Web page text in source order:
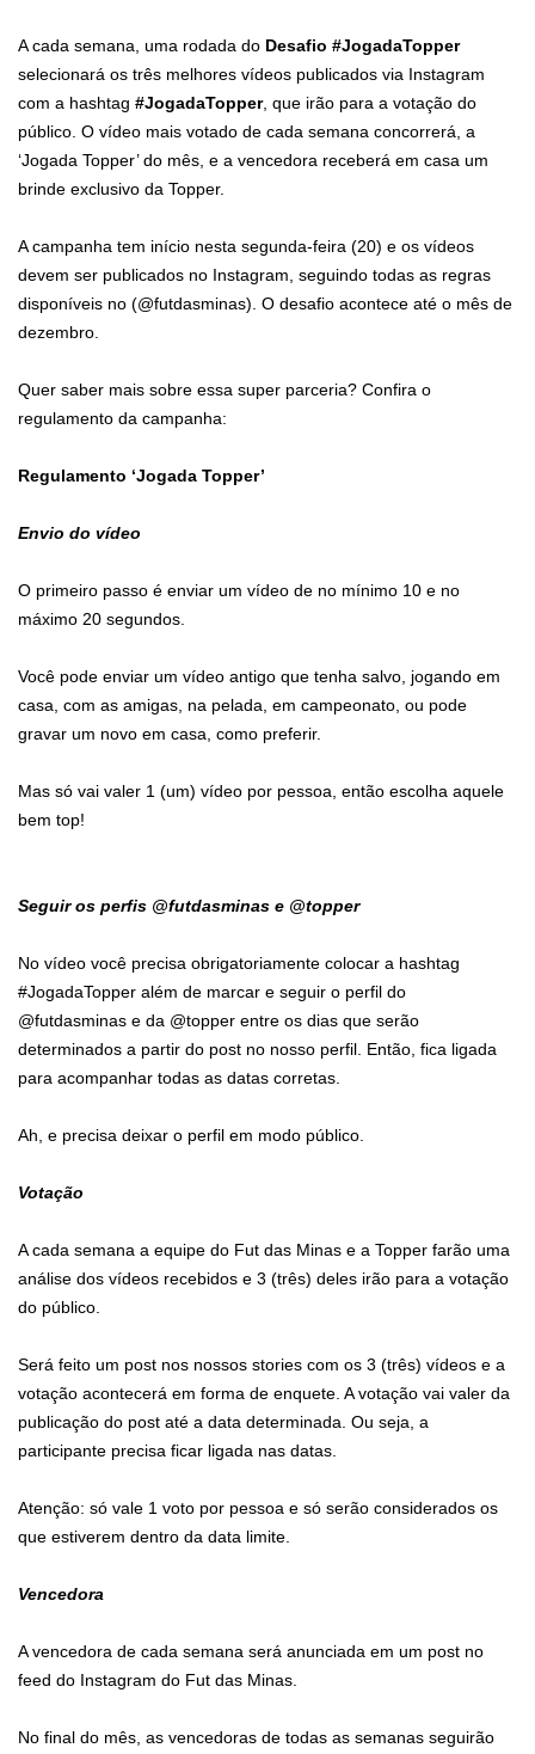
A cada semana, uma rodada do Desafio #JogadaTopper
selecionará os três melhores vídeos publicados via Instagram
com a hashtag #JogadaTopper, que irão para a votação do
público. O vídeo mais votado de cada semana concorrerá, a
‘Jogada Topper’ do mês, e a vencedora receberá em casa um
brinde exclusivo da Topper.
A campanha tem início nesta segunda-feira (20) e os vídeos
devem ser publicados no Instagram, seguindo todas as regras
disponíveis no (@futdasminas). O desafio acontece até o mês de
dezembro.
Quer saber mais sobre essa super parceria? Confira o
regulamento da campanha:
Regulamento ‘Jogada Topper’
Envio do vídeo
O primeiro passo é enviar um vídeo de no mínimo 10 e no
máximo 20 segundos.
Você pode enviar um vídeo antigo que tenha salvo, jogando em
casa, com as amigas, na pelada, em campeonato, ou pode
gravar um novo em casa, como preferir.
Mas só vai valer 1 (um) vídeo por pessoa, então escolha aquele
bem top!
Seguir os perfis @futdasminas e @topper
No vídeo você precisa obrigatoriamente colocar a hashtag
#JogadaTopper além de marcar e seguir o perfil do
@futdasminas e da @topper entre os dias que serão
determinados a partir do post no nosso perfil. Então, fica ligada
para acompanhar todas as datas corretas.
Ah, e precisa deixar o perfil em modo público.
Votação
A cada semana a equipe do Fut das Minas e a Topper farão uma
análise dos vídeos recebidos e 3 (três) deles irão para a votação
do público.
Será feito um post nos nossos stories com os 3 (três) vídeos e a
votação acontecerá em forma de enquete. A votação vai valer da
publicação do post até a data determinada. Ou seja, a
participante precisa ficar ligada nas datas.
Atenção: só vale 1 voto por pessoa e só serão considerados os
que estiverem dentro da data limite.
Vencedora
A vencedora de cada semana será anunciada em um post no
feed do Instagram do Fut das Minas.
No final do mês, as vencedoras de todas as semanas seguirão